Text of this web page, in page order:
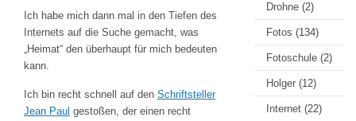
Ich habe mich dann mal in den Tiefen des
Internets auf die Suche gemacht, was
„Heimat“ den überhaupt für mich bedeuten
kann.
Ich bin recht schnell auf den Schriftsteller
Jean Paul gestoßen, der einen recht
Drohne (2)
Fotos (134)
Fotoschule (2)
Holger (12)
Internet (22)